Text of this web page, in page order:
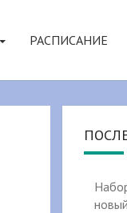
РАСПИСАНИЕ